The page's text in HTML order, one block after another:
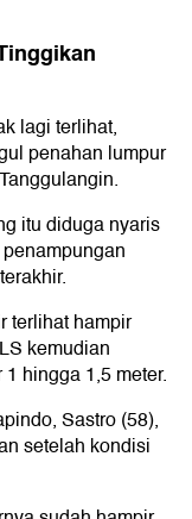
lagi terlihat,
penahan lumpur
itu diduga nyaris
terlihat hampir
kemudian
hingga 1,5 meter.
Sastro (58),
setelah kondisi